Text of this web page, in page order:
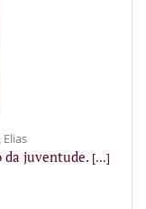
Elias
da juventude. [...]